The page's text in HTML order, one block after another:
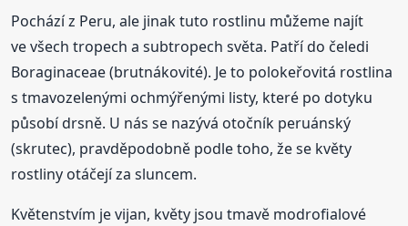
Pochází z Peru, ale jinak tuto rostlinu můžeme najít
ve všech tropech a subtropech světa. Patří do čeledi
Boraginaceae (brutnákovité). Je to polokeřovitá rostlina
s tmavozelenými ochmýřenými listy, které po dotyku
působí drsně. U nás se nazývá otočník peruánský
(skrutec), pravděpodobně podle toho, že se květy
rostliny otáčejí za sluncem.
Květenstvím je vijan, květy jsou tmavě modrofialové